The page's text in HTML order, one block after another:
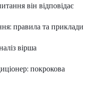
він відповідає
правила та приклади
вірша
покрокова